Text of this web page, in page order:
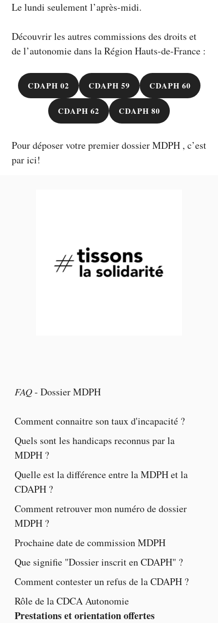
Le lundi seulement l’après-midi.
Découvrir les autres commissions des droits et
de l’autonomie dans la Région Hauts-de-France :
CDAPH 02 CDAPH 59 CDAPH 60
CDAPH 62 CDAPH 80
Pour déposer votre premierdossier MDPH , c’est
par ici!
FAQ- Dossier MDPH
Comment connaitre son taux d'incapacité ?
Quels sont les handicaps reconnus par la
MDPH ?
Quelle est ladifférence entre la MDPH et la
CDAPH ?
Comment retrouver mon numéro de dossier
MDPH ?
Prochainedate de commission MDPH
Que signifie "Dossier inscrit en CDAPH" ?
Comment contester unrefus de la CDAPH ?
Rôle de laCDCA Autonomie
Prestations et orientation offertes